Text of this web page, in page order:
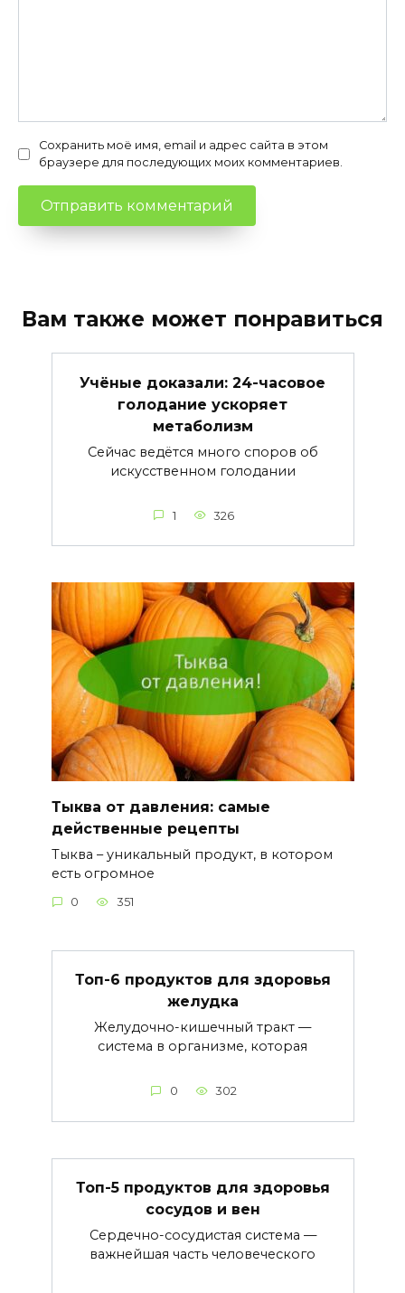
Сохранить моё имя, email и адрес сайта в этом
браузере для последующих моих комментариев.
Вам также может понравиться
Учёные доказали: 24-часовое
голодание ускоряет
метаболизм
Сейчас ведётся много споров об
искусственном голодании
1 326
Тыква от давления: самые
действенные рецепты
Тыква – уникальный продукт, в котором
есть огромное
0 351
Топ-6 продуктов для здоровья
желудка
Желудочно-кишечный тракт —
система в организме, которая
0 302
Топ-5 продуктов для здоровья
сосудов и вен
Сердечно-сосудистая система —
важнейшая часть человеческого